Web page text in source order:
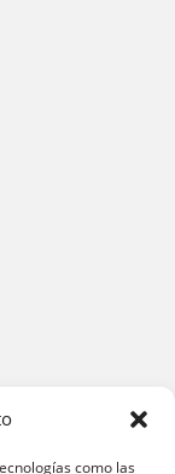
como las